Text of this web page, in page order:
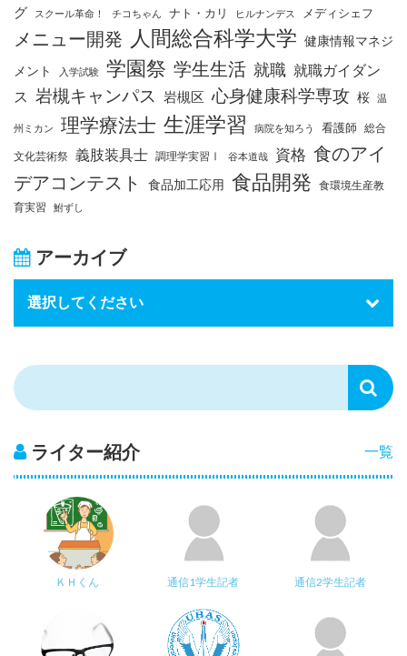
グ
スクール革命！ チコちゃん ナト・カリ ヒルナンデス メディシェフ
メニュー開発 人間総合科学大学 健康情報マネジ
メント
入学試験 学園祭 学生生活 就職 就職ガイダン
ス 岩槻キャンパス 岩槻区 心身健康科学専攻 桜 温
州ミカン 理学療法士 生涯学習 病院を知ろう 看護師 総合
文化芸術祭 義肢装具士 調理学実習Ⅰ 谷本道哉 資格 食のアイ
デアコンテスト
食品加工応用 食品開発 食環境生産教
育実習
鮒ずし
アーカイブ
一覧
ライター紹介
ＫＨくん 通信1学生記者 通信2学生記者